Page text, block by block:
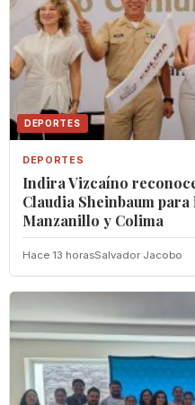
DEPORTES
DEPORTES
Indira Vizcaíno
Claudia Sheinbaum
Manzanillo y Colima
Hace 13 horasSalvador Jacobo